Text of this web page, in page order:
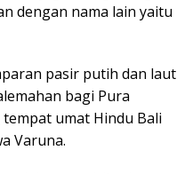
dengan nama lain yaitu
pasir putih dan laut
bagi Pura
umat Hindu Bali
Varuna.